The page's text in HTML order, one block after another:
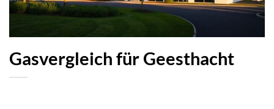
Gasvergleich für Geesthacht